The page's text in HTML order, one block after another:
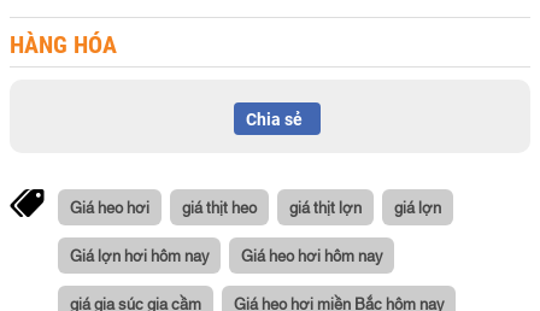
HÀNG HÓA
Chia sẻ
Giá heo hơi giá thịt heo giá thịt lợn giá lợn
Giá lợn hơi hôm nay Giá heo hơi hôm nay
giá gia súc gia cầm Giá heo hơi miền Bắc hôm nay